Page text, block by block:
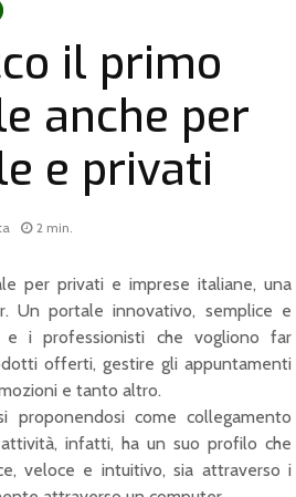
il primo
anche per
e privati
2 min.
per privati e imprese italiane, una
Un portale innovativo, semplice e
i professionisti che vogliono far
offerti, gestire gli appuntamenti
e tanto altro.
come collegamento
infatti, ha un suo profilo che
veloce e intuitivo, sia attraverso i